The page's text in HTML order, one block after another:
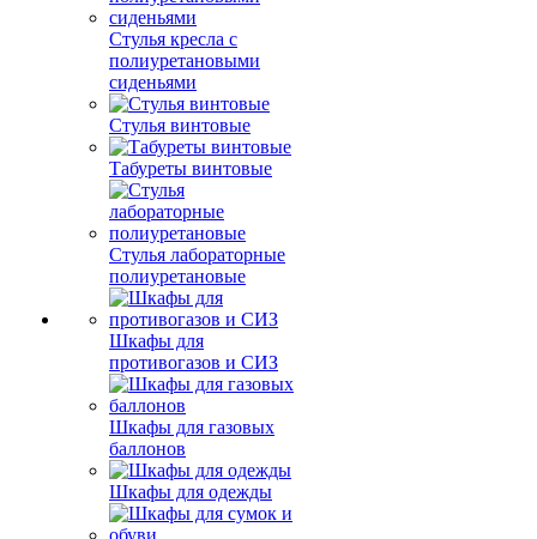
Стулья кресла с
полиуретановыми
сиденьями
Стулья винтовые
Табуреты винтовые
Стулья лабораторные
полиуретановые
Шкафы для
противогазов и СИЗ
Шкафы для газовых
баллонов
Шкафы для одежды